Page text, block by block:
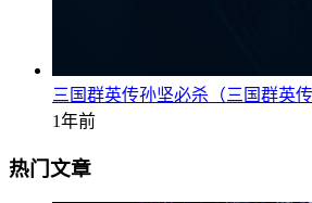
三国群英传孙坚必杀（三国群英传
1年前
热门文章